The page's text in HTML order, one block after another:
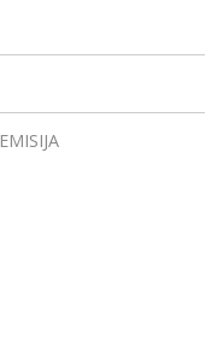
EMISIJA